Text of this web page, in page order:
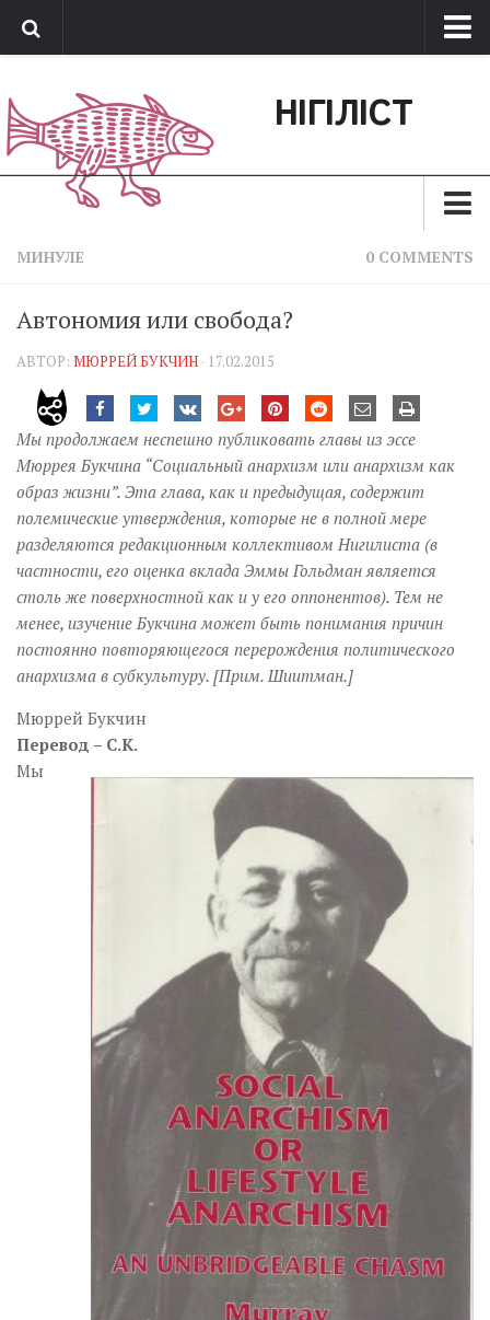
Обратная связь
Поддержать сайт
НІГІЛІСТ
Зараз
Позиція
Дії
Belles lettres
Агітатор
Музика революції
Візуальне
Научпоп
Головне
Цитати
Inter/antinational
МИНУЛЕ 0 COMMENTS
Автономия или свобода?
АВТОР: МЮРРЕЙ БУКЧИН · 17.02.2015
Мы продолжаем неспешно публиковать главы из эссе
Мюррея Букчина “Социальный анархизм или анархизм как
образ жизни”. Эта глава, как и предыдущая, содержит
полемические утверждения, которые не в полной мере
разделяются редакционным коллективом Нигилиста (в
частности, его оценка вклада Эммы Гольдман является
столь же поверхностной как и у его оппонентов). Тем не
менее, изучение Букчина может быть понимания причин
постоянно повторяющегося перерождения политического
анархизма в субкультуру. [Прим. Шиитман.]
Мюррей Букчин
Перевод – С.К.
Мы